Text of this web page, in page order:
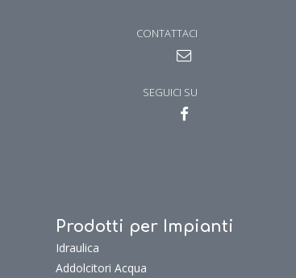
CONTATTACI
SEGUICI SU
Prodotti per Impianti
Idraulica
Addolcitori Acqua